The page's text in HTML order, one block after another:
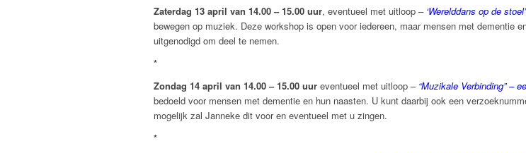
Zaterdag 13 april van 14.00 – 15.00 uur, eventueel met uitloop – ‘Werelddans op de
bewegen op muziek. Deze workshop is open voor iedereen, maar mensen met dementie
uitgenodigd om deel te nemen.
*
Zondag 14 april van 14.00 – 15.00 uur eventueel met uitloop – “Muzikale Verbinding” –
bedoeld voor mensen met dementie en hun naasten. U kunt daarbij ook een
mogelijk zal Janneke dit voor en eventueel met u zingen.
*